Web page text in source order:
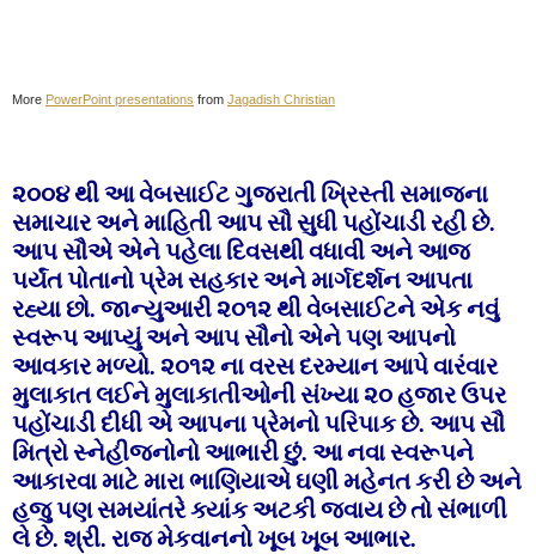
More PowerPoint presentations from Jagadish Christian
૨૦૦૪ થી આ વેબસાઈટ ગુજરાતી ખ્રિસ્તી સમાજના
સમાચાર અને માહિતી આપ સૌ સુધી પહોંચાડી રહી છે.
આપ સૌએ એને પહેલા દિવસથી વધાવી અને આજ
પર્યંત પોતાનો પ્રેમ સહકાર અને માર્ગદર્શન આપતા
રહ્યા છો. જાન્યુઆરી ૨૦૧૨ થી વેબસાઈટને એક નવું
સ્વરૂપ આપ્યું અને આપ સૌનો એને પણ આપનો
આવકાર મળ્યો. ૨૦૧૨ ના વરસ દરમ્યાન આપે વારંવાર
મુલાકાત લઈને મુલાકાતીઓની સંખ્યા ૨૦ હજાર ઉપર
પહોંચાડી દીધી એ આપના પ્રેમનો પરિપાક છે. આપ સૌ
મિત્રો સ્નેહીજનોનો આભારી છું. આ નવા સ્વરૂપને
આકારવા માટે મારા ભાણિયાએ ઘણી મહેનત કરી છે અને
હજુ પણ સમયાંતરે ક્યાંક અટકી જવાય છે તો સંભાળી
લે છે. શ્રી. રાજ મેકવાનનો ખૂબ ખૂબ આભાર.